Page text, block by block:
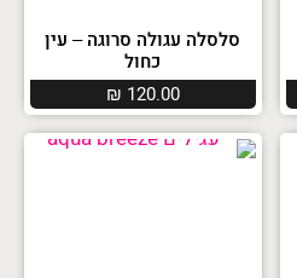
סלסלה עגולה סרוגה – עין
כחול
₪ 120.00